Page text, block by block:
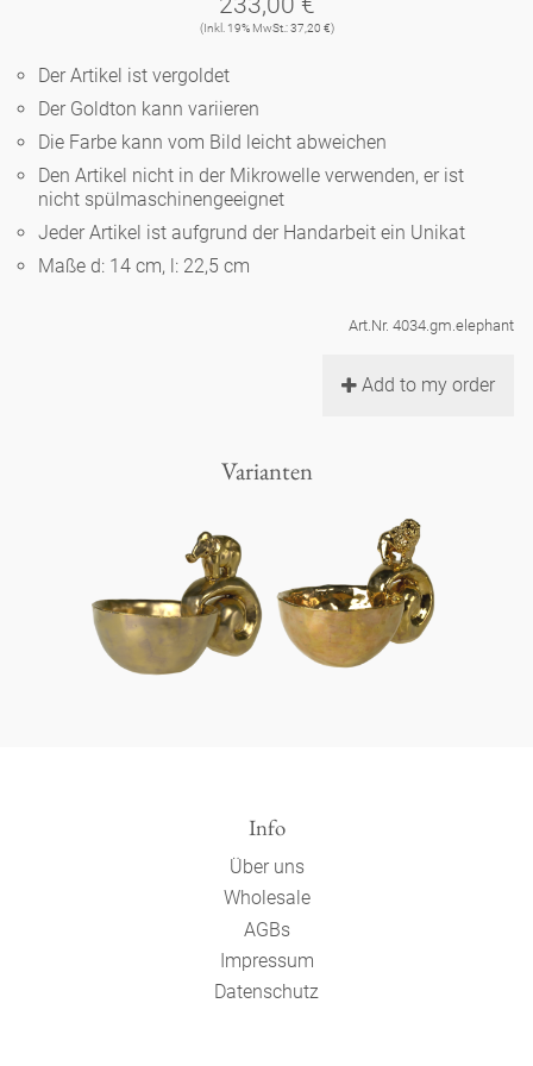
Porzellan
Ozean
klassische Musiker
zeitgenössische Musiker
Kleine Kaffeetasse 'Glam'
Espressotassen 'Glam'
Runde Teller - weiß
Ovale Teller - weiß
Runde Teller 'de Luxe'
Tiefe Teller - weiß
Ovale Teller 'de Luxe'
Noël
Teekanne
Vasen 'de Luxe'
Vasen
Fressnapf
Goldener Käfig
Korb 'de Luxe'
Schalen 'de Luxe'
Hors d'Œvre
Bad
Schnickschnack
Präsentation
Räucherstäbchenhalter
Spielen
Dies & Das
Buchstaben
Figuren
Schachspiel Alice
Porzellanfiguren
Berliner Duft
(Inkl. 19% MwSt.: 37,20 €)
Der Artikel ist vergoldet
Der Goldton kann variieren
Die Farbe kann vom Bild leicht abweichen
Den Artikel nicht in der Mikrowelle verwenden, er ist
nicht spülmaschinengeeignet
Jeder Artikel ist aufgrund der Handarbeit ein Unikat
Maße d: 14 cm, l: 22,5 cm
Art.Nr. 4034.gm.elephant
Add to my order
Varianten
Info
Über uns
Wholesale
AGBs
Impressum
Datenschutz